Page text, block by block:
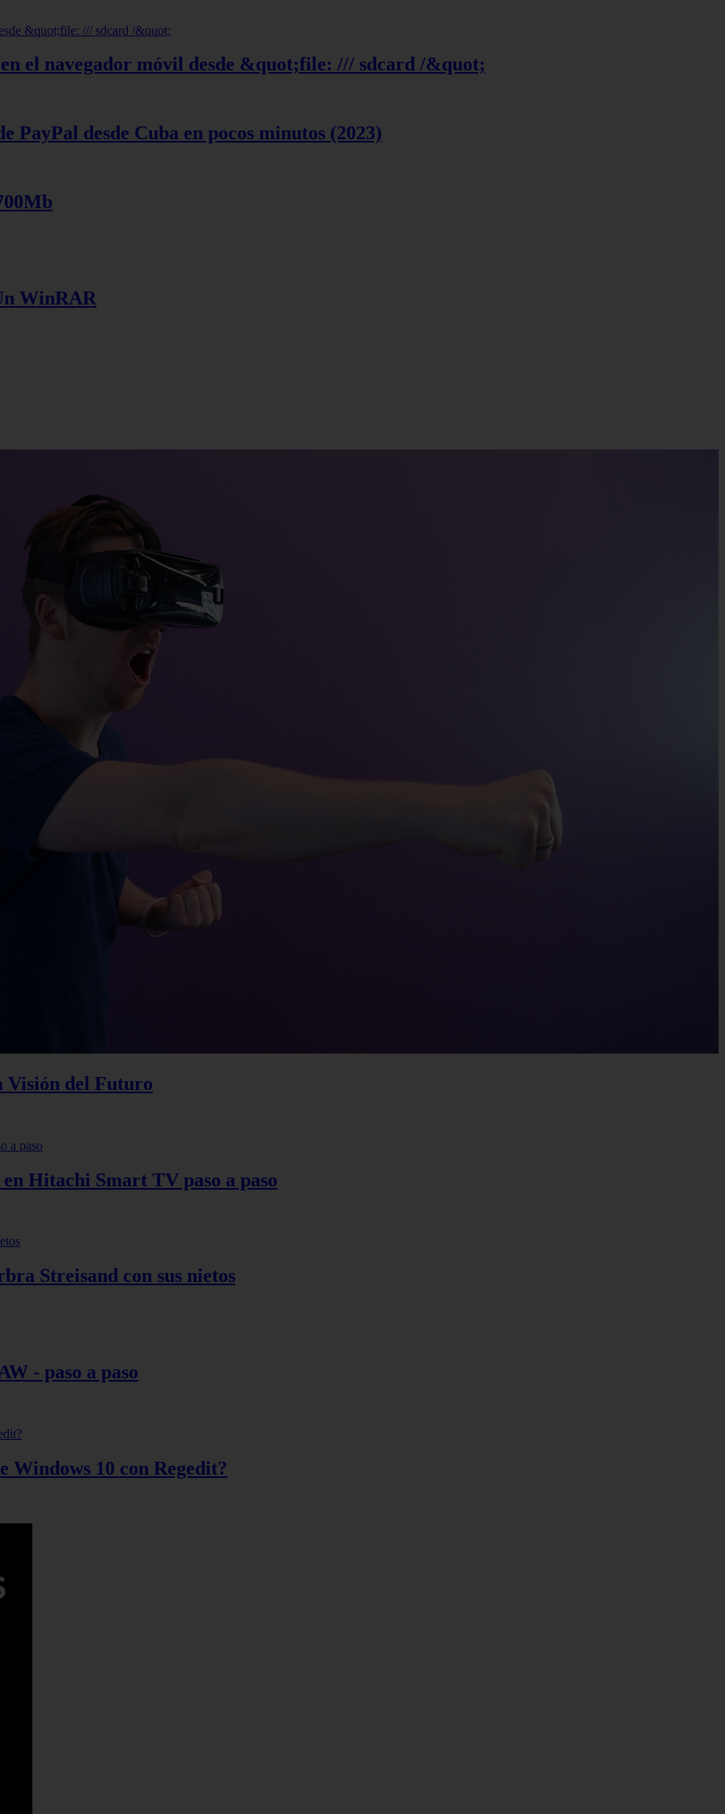
el navegador móvil desde &quot;file: /// sdcard /&quot;
PayPal desde Cuba en pocos minutos (2023)
WinRAR
Visión del Futuro
Hitachi Smart TV paso a paso
Streisand con sus nietos
- paso a paso
Windows 10 con Regedit?